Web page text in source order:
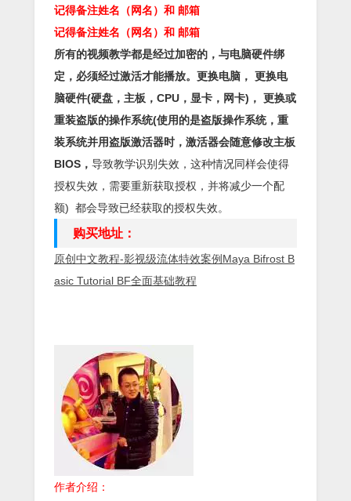
记得备注姓名（网名）和 邮箱
记得备注姓名（网名）和 邮箱
所有的视频教学都是经过加密的，与电脑硬件绑
定，必须经过激活才能播放。更换电脑， 更换电
脑硬件(硬盘，主板，CPU，显卡，网卡)， 更换或
重装盗版的操作系统(使用的是盗版操作系统，重
装系统并用盗版激活器时，激活器会随意修改主板
BIOS， 导致教学识别失效，这种情况同样会使得
授权失效，需要重新获取授权，并将减少一个配
额) 都会导致已经获取的授权失效。
购买地址：
原创中文教程-影视级流体特效案例Maya Bifrost B
asic Tutorial BF全面基础教程
作者介绍：